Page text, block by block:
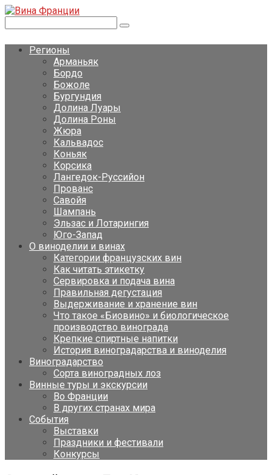
Перейти
контенту
Регионы
Арманьяк
Бордо
Божоле
Бургундия
Долина Луары
Долина Роны
Жюра
Кальвадос
Коньяк
Корсика
Лангедок-Руссийон
Прованс
Савойя
Шампань
Эльзас и Лотарингия
Юго-Запад
О виноделии и винах
Категории французских вин
Как читать этикетку
Сервировка и подача вина
Правильная дегустация
Выдерживание и хранение вин
Что такое «Биовино» и биологическое
производство винограда
Крепкие спиртные напитки
История виноградарства и виноделия
Виноградарство
Сорта виноградных лоз
Винные туры и экскурсии
Во Франции
В других странах мира
События
Выставки
Праздники и фестивали
Конкурсы